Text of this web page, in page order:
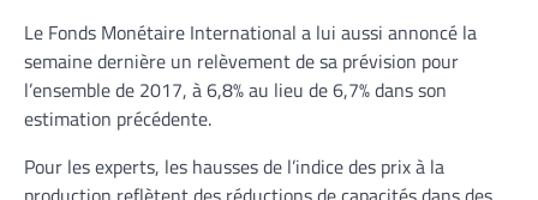
Le Fonds Monétaire International a lui aussi annoncé la
semaine dernière un relèvement de sa prévision pour
l’ensemble de 2017, à 6,8% au lieu de 6,7% dans son
estimation précédente.
Pour les experts, les hausses de l’indice des prix à la